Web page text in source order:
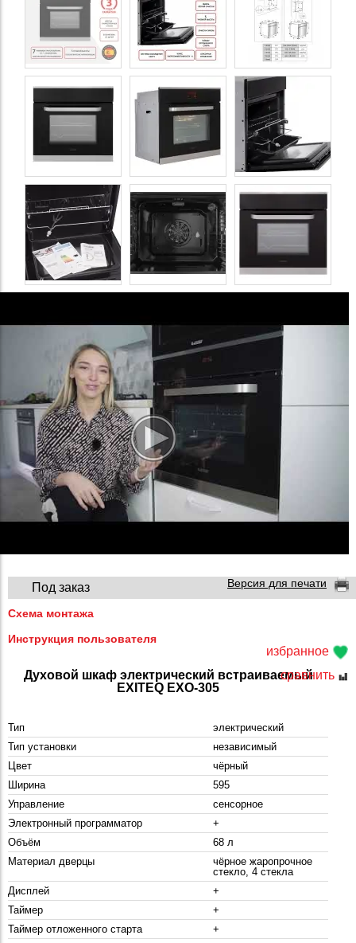
избранное
сравнить
Под заказ Версия для печати
Схема монтажа
Инструкция пользователя
Духовой шкаф электрический встраиваемый
EXITEQ EXO-305
Тип
электрический
Тип установки
независимый
Цвет
чёрный
Ширина
595
Управление
сенсорное
Электронный программатор
+
Объём
68 л
Материал дверцы
чёрное жаропрочное
стекло, 4 стекла
Дисплей
+
Таймер
+
Таймер отложенного старта
+